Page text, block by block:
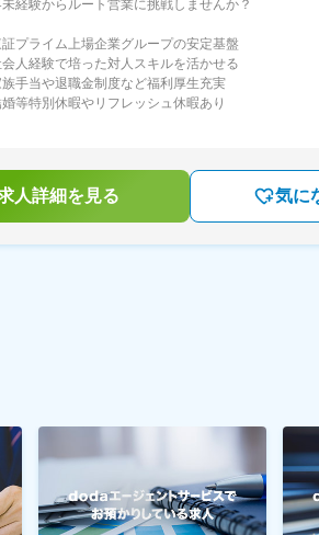
経験からルート営業に挑戦しませんか？
プライム上場企業グループの安定基盤
人経験で培った対人スキルを活かせる
手当や退職金制度など福利厚生充実
等特別休暇やリフレッシュ休暇あり
人詳細を見る 気に